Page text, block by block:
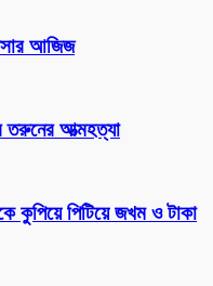
আজিজ
তরুনের আত্মহত্যা
কুপিয়ে পিটিয়ে জখম ও টাকা